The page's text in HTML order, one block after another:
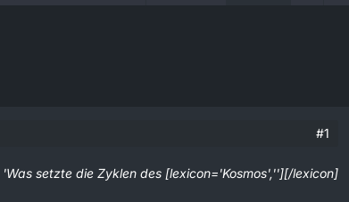
#1
setzte die Zyklen des [lexicon='Kosmos',''][/lexicon]